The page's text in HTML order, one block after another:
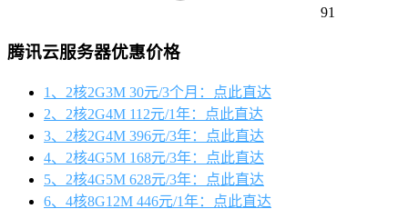
91
腾讯云服务器优惠价格
1、2核2G3M 30元/3个月：点此直达
2、2核2G4M 112元/1年：点此直达
3、2核2G4M 396元/3年：点此直达
4、2核4G5M 168元/3年：点此直达
5、2核4G5M 628元/3年：点此直达
6、4核8G12M 446元/1年：点此直达